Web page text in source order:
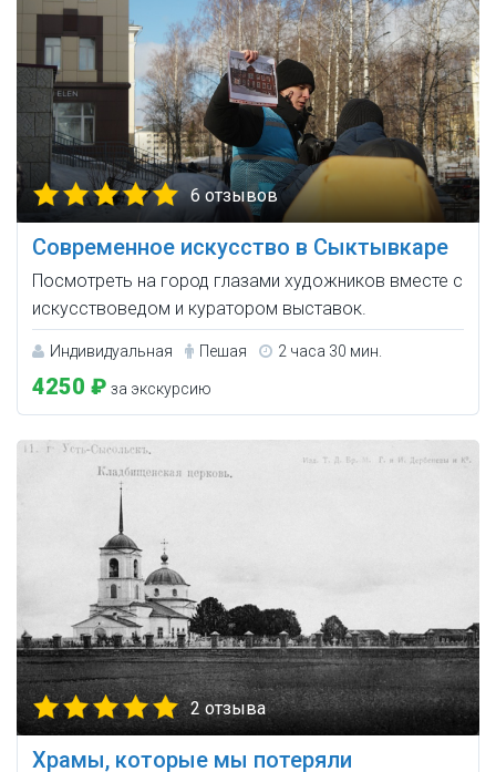
6 отзывов
Современное искусство в Сыктывкаре
Посмотреть на город глазами художников вместе с
искусствоведом и куратором выставок.
Индивидуальная Пешая 2 часа 30 мин.
4250 ₽ за экскурсию
2 отзыва
Храмы, которые мы потеряли